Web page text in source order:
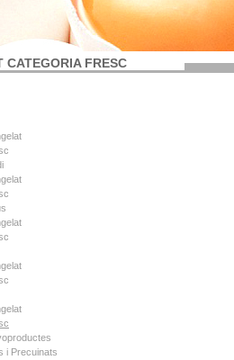
CATEGORIA FRESC
i Precuinats